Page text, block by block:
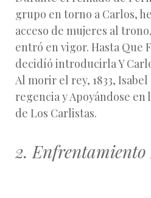
grupo en torno a Carlos,
acceso de mujeres al
entró en vigor. Hasta Que
decidíó introducirla Y
Al morir el rey, 1833,
regencia y Apoyándose
de Los Carlistas.
2.